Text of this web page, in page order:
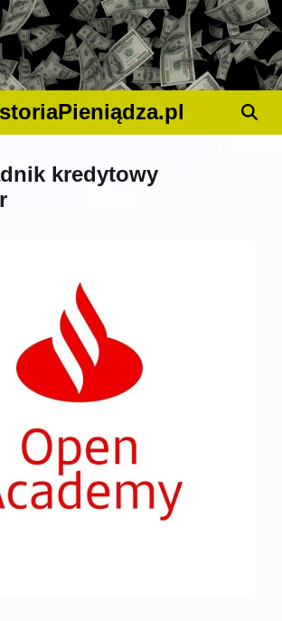
kredytowy